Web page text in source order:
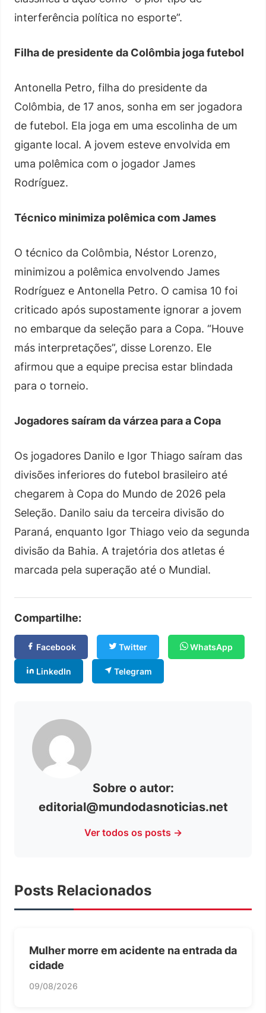
interferência política no esporte”.
Filha de presidente da Colômbia joga futebol
Antonella Petro, filha do presidente da
Colômbia, de 17 anos, sonha em ser jogadora
de futebol. Ela joga em uma escolinha de um
gigante local. A jovem esteve envolvida em
uma polêmica com o jogador James
Rodríguez.
Técnico minimiza polêmica com James
O técnico da Colômbia, Néstor Lorenzo,
minimizou a polêmica envolvendo James
Rodríguez e Antonella Petro. O camisa 10 foi
criticado após supostamente ignorar a jovem
no embarque da seleção para a Copa. “Houve
más interpretações”, disse Lorenzo. Ele
afirmou que a equipe precisa estar blindada
para o torneio.
Jogadores saíram da várzea para a Copa
Os jogadores Danilo e Igor Thiago saíram das
divisões inferiores do futebol brasileiro até
chegarem à Copa do Mundo de 2026 pela
Seleção. Danilo saiu da terceira divisão do
Paraná, enquanto Igor Thiago veio da segunda
divisão da Bahia. A trajetória dos atletas é
marcada pela superação até o Mundial.
Compartilhe:
Facebook Twitter WhatsApp
LinkedIn Telegram
Sobre o autor:
editorial@mundodasnoticias.net
Ver todos os posts →
Posts Relacionados
Mulher morre em acidente na entrada da
cidade
09/08/2026